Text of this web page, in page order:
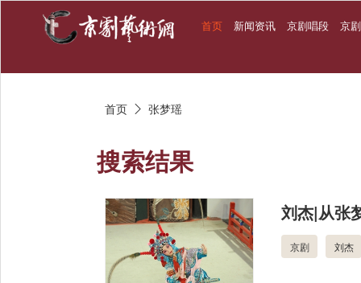
首页 新闻资讯 京剧唱段 京
首页  张梦瑶
搜索结果
刘杰|从张
京剧 刘杰